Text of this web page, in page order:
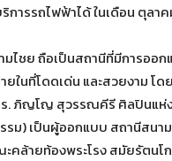
ริการรถไฟฟ้าได้ ในเดือน ตุลา
ไชย ถือเป็นสถานีที่มีการออ
ในที่โดดเด่น และสวยงาม โด
ร. ภิญโญ สุวรรณคีรี ศิลปินแห่
ม) เป็นผู้ออกแบบ สถานีสนา
คล้ายท้องพระโรง สมัยรัตนโ